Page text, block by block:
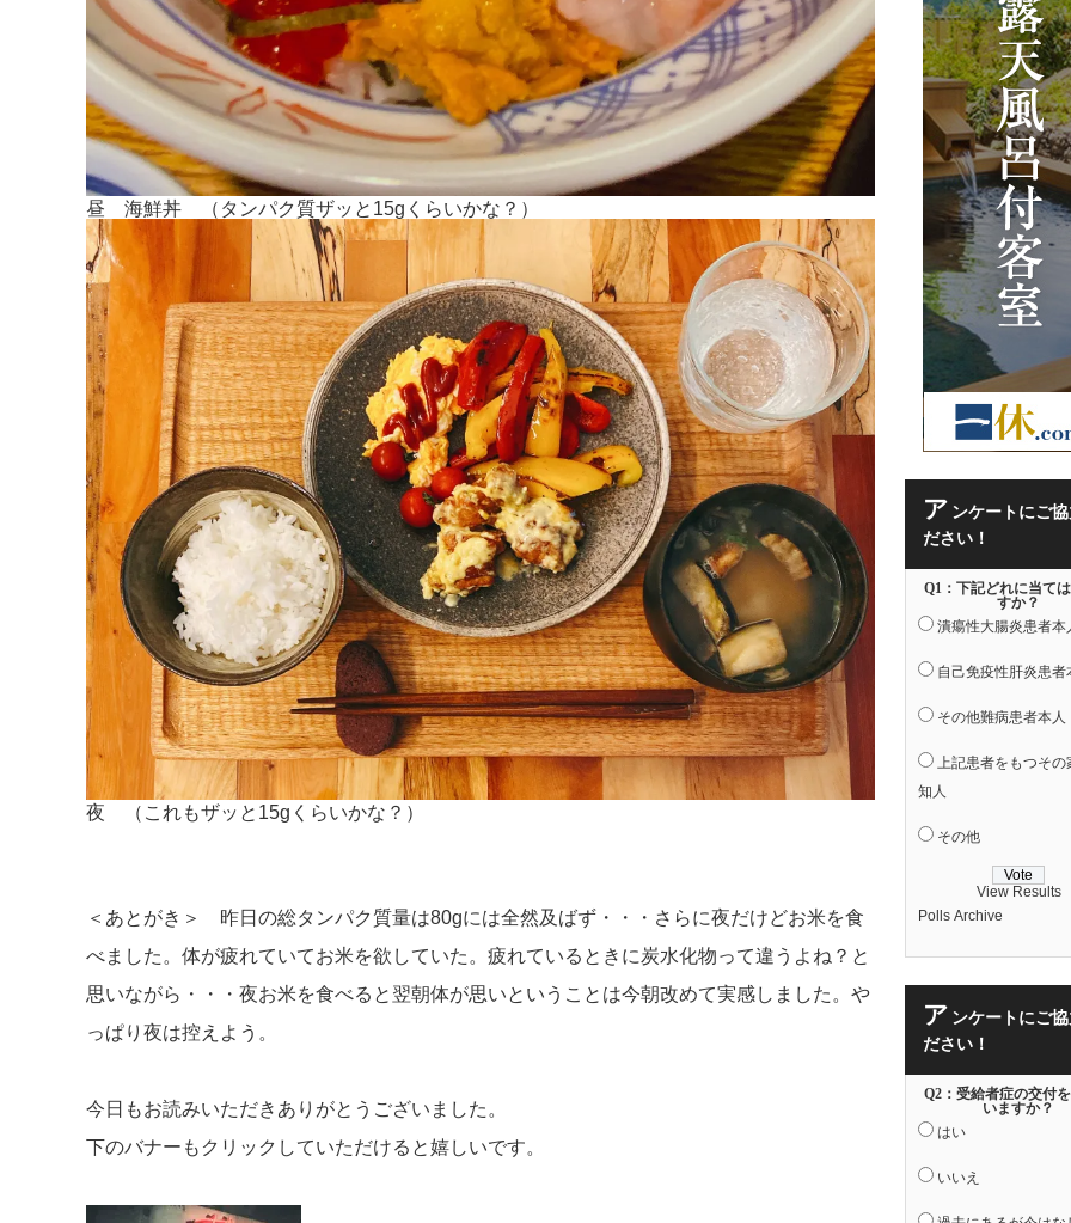
昼 海鮮丼 （タンパク質ザッと15gくらいかな？）
夜 （これもザッと15gくらいかな？）
＜あとがき＞ 昨日の総タンパク質量は80gには全然及ばず・・・さらに夜だけどお米を食
べました。体が疲れていてお米を欲していた。疲れているときに炭水化物って違うよね？と
思いながら・・・夜お米を食べると翌朝体が思いということは今朝改めて実感しました。や
っぱり夜は控えよう。
今日もお読みいただきありがとうございました。
下のバナーもクリックしていただけると嬉しいです。
ア ンケートにご
ださい！
Q1：下記どれに当て
すか？
潰瘍性大腸炎患者本
自己免疫性肝炎患者
その他難病患者本人
上記患者をもつその
知人
その他
View Results
Polls Archive
ア ンケートにご
ださい！
Q2：受給者症の交付
いますか？
はい
いいえ